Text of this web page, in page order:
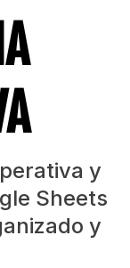
y
Sheets
y